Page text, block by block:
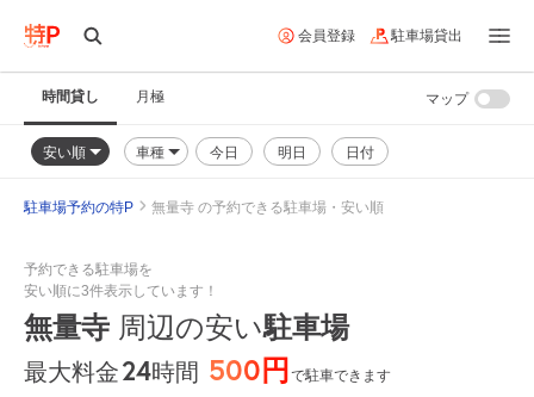
会員登録 駐車場貸出
時間貸し 月極
安い順 車種 今日 明日 日付
マップ
駐車場予約の特P 無量寺 の予約できる駐車場・安い順
予約できる駐車場を
安い順に3件表示しています！
無量寺 周辺の安い駐車場
最大料金24時間 500円で駐車できます